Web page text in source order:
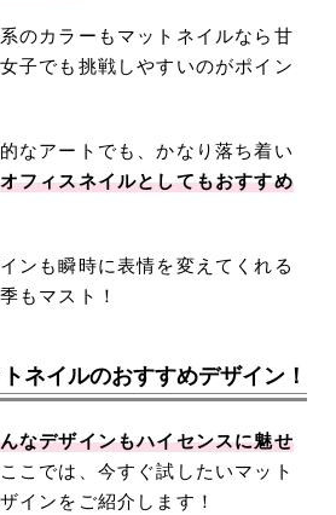
のカラーもマットネイルなら甘
子でも挑戦しやすいのがポイン
なアートでも、かなり落ち着い
オフィスネイルとしてもおすすめ
ンも瞬時に表情を変えてくれる
もマスト！
ネイルのおすすめデザイン！
なデザインもハイセンスに魅せ
こでは、今すぐ試したいマット
インをご紹介します！